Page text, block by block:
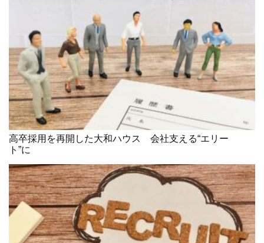
高卒採用を再開した大和ハウス 会社支える“エリー
ト”に